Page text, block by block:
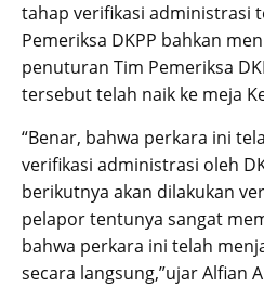
tahap verifikasi administrasi
Pemeriksa DKPP bahkan
penuturan Tim Pemeriksa
tersebut telah naik ke meja
“Benar, bahwa perkara ini
verifikasi administrasi oleh
berikutnya akan dilakukan
pelapor tentunya sangat
bahwa perkara ini telah
secara langsung,”ujar Alfian